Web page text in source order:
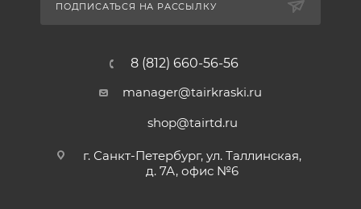
ПОДПИСАТЬСЯ НА РАССЫЛКУ
8 (812) 660-56-56
manager@tairkraski.ru
shop@tairtd.ru
г. Санкт-Петербург, ул. Таллинская,
д. 7А, офис №6